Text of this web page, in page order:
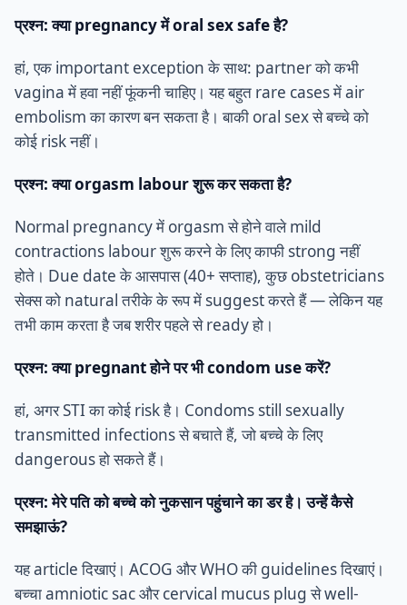
प्रश्न: क्या pregnancy में oral sex safe है?
हां, एक important exception के साथ: partner को कभी
vagina में हवा नहीं फूंकनी चाहिए। यह बहुत rare cases में air
embolism का कारण बन सकता है। बाकी oral sex से बच्चे को
कोई risk नहीं।
प्रश्न: क्या orgasm labour शुरू कर सकता है?
Normal pregnancy में orgasm से होने वाले mild
contractions labour शुरू करने के लिए काफी strong नहीं
होते। Due date के आसपास (40+ सप्ताह), कुछ obstetricians
सेक्स को natural तरीके के रूप में suggest करते हैं — लेकिन यह
तभी काम करता है जब शरीर पहले से ready हो।
प्रश्न: क्या pregnant होने पर भी condom use करें?
हां, अगर STI का कोई risk है। Condoms still sexually
transmitted infections से बचाते हैं, जो बच्चे के लिए
dangerous हो सकते हैं।
प्रश्न: मेरे पति को बच्चे को नुकसान पहुंचाने का डर है। उन्हें कैसे
समझाऊं?
यह article दिखाएं। ACOG और WHO की guidelines दिखाएं।
बच्चा amniotic sac और cervical mucus plug से well-